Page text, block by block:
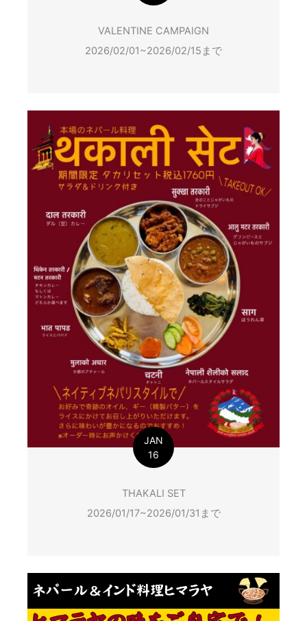
VALENTINE CAMPAIGN
2026/02/01~2026/02/15まで
JAN
16
THAKALI SET
2026/01/17~2026/01/31まで